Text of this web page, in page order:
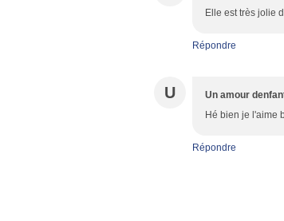
Elle est très jolie
Répondre
U Un amour
Hé bien je l'aime
Répondre